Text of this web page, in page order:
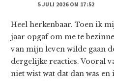
5 JULI 2026 OM 17:52
Heel herkenbaar. Toen ik
jaar opgaf om me te
van mijn leven wilde gaan
dergelijke reacties. Vooral
niet wist wat dat dan was